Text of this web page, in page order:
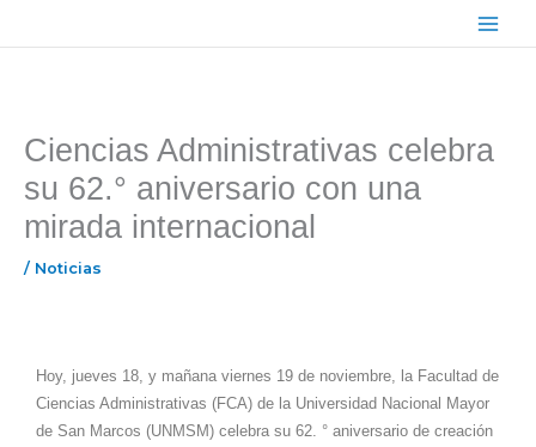
Main
Ciencias Administrativas celebra
su 62.° aniversario con una
mirada internacional
/ Noticias
Hoy, jueves 18, y mañana viernes 19 de noviembre, la Facultad de
Ciencias Administrativas (FCA) de la Universidad Nacional Mayor
de San Marcos (UNMSM) celebra su 62. ° aniversario de creación